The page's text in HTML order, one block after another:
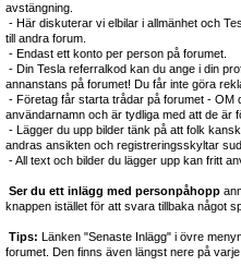
avstängning.
- Här diskuterar vi elbilar i allmänhet och
till andra forum.
- Endast ett konto per person på forumet.
- Din Tesla referralkod kan du ange i din
annanstans på forumet! Du får inte göra
- Företag får starta trådar på forumet - OM
användarnamn och är tydliga med att de är
- Lägger du upp bilder tänk på att folk
andras ansikten och registreringsskyltar
- All text och bilder du lägger upp kan fritt
Ser du ett inlägg med personpåhopp
knappen istället för att svara tillbaka något
Tips: Länken "Senaste Inlägg" i övre
forumet. Den finns även längst nere på varje